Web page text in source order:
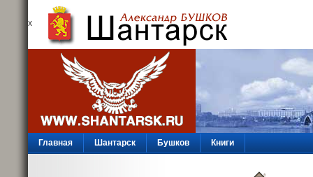
х
Главная Шантарск Бушков Книги